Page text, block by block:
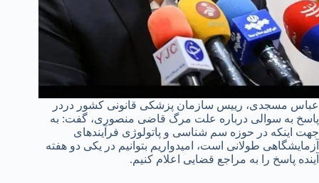
عباس مسجدی، رییس سازمان پزشکی قانونی کشور دردر
پاسخ به سوالی درباره علت مرگ قاضی منصوری، گفت: به
جهت اینکه در حوزه سم شناسی و پاتولوژی فرآیندهای
آزمایشگاهی طولانی است، امیدواریم بتوانیم در یکی دو هفته
آینده پاسخ را به مراجع قضایی اعلام کنیم.